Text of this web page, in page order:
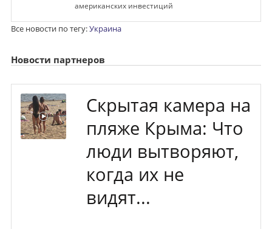
американских инвестиций
Все новости по тегу:Украина
Новости партнеров
Скрытая камера на
пляже Крыма: Что
люди вытворяют,
когда их не
видят...